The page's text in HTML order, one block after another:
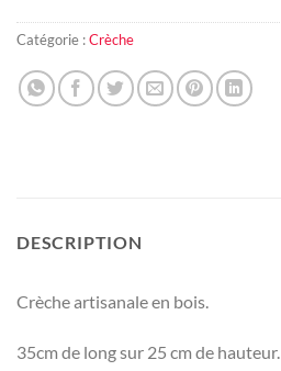
Catégorie :Crèche
DESCRIPTION
Crèche artisanale en bois.
35cm de long sur 25 cm de hauteur.